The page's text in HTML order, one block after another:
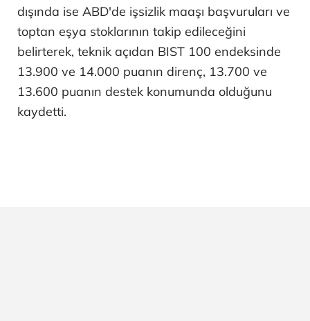
dışında ise ABD'de işsizlik maaşı başvuruları ve
toptan eşya stoklarının takip edileceğini
belirterek, teknik açıdan BIST 100 endeksinde
13.900 ve 14.000 puanın direnç, 13.700 ve
13.600 puanın destek konumunda olduğunu
kaydetti.